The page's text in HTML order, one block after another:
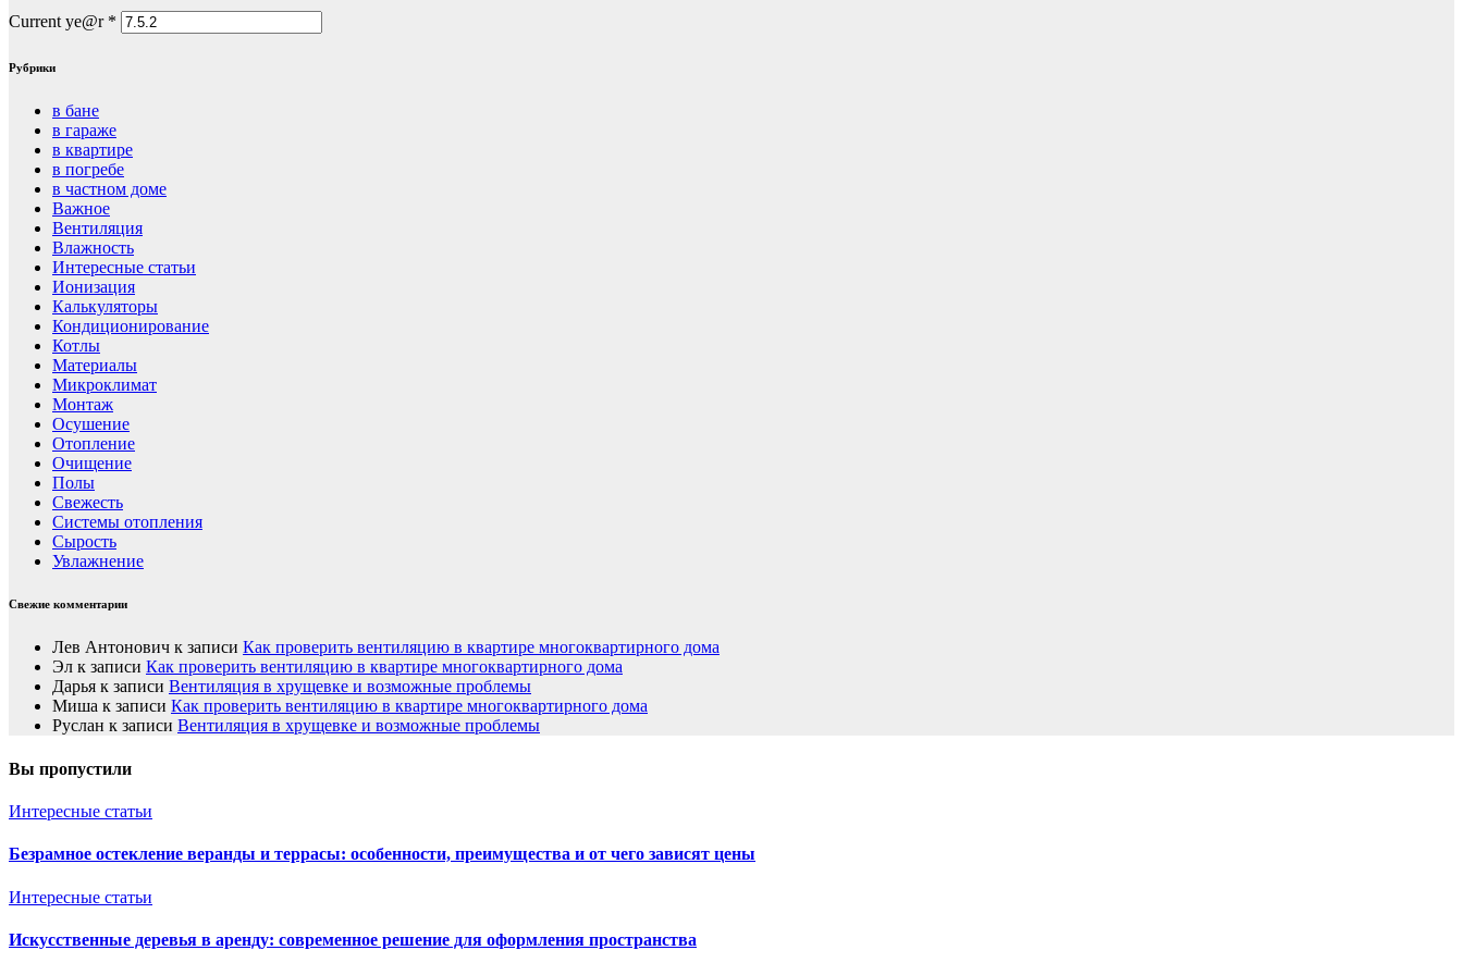
Current ye@r *
Рубрики
в бане
в гараже
в квартире
в погребе
в частном доме
Важное
Вентиляция
Влажность
Интересные статьи
Ионизация
Калькуляторы
Кондиционирование
Котлы
Материалы
Микроклимат
Монтаж
Осушение
Отопление
Очищение
Полы
Свежесть
Системы отопления
Сырость
Увлажнение
Свежие комментарии
Лев Антонович к записи Как проверить вентиляцию в квартире многоквартирного дома
Эл к записи Как проверить вентиляцию в квартире многоквартирного дома
Дарья к записи Вентиляция в хрущевке и возможные проблемы
Миша к записи Как проверить вентиляцию в квартире многоквартирного дома
Руслан к записи Вентиляция в хрущевке и возможные проблемы
Вы пропустили
Интересные статьи
Безрамное остекление веранды и террасы: особенности, преимущества и от чего зависят цены
Интересные статьи
Искусственные деревья в аренду: современное решение для оформления пространства